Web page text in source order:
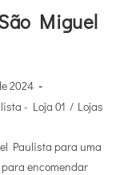
Miguel
2024
- Loja 01 / Lojas
Paulista para uma
encomendar